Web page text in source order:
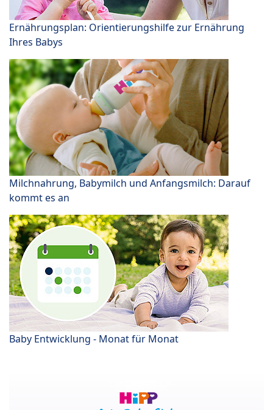
Ernährungsplan: Orientierungshilfe zur Ernährung
Ihres Babys
Milchnahrung, Babymilch und Anfangsmilch: Darauf
kommt es an
Baby Entwicklung - Monat für Monat